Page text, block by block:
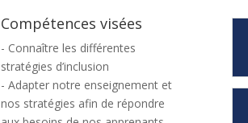
Compétences visées
- Connaître les différentes
stratégies d’inclusion
- Adapter notre enseignement et
nos stratégies afin de répondre